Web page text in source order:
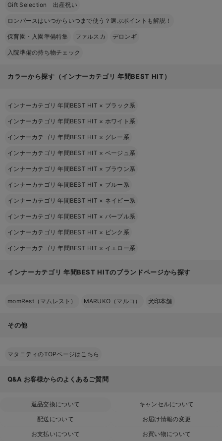
Gift Selection 出産祝い
ロンパースはいつからいつまで使う？選ぶポイントも解説！
保育園・入園準備特集 ファルスカ デロンギ
入院準備の持ち物チェック
カラーから探す（インナーカテゴリ 年間BEST HIT）
インナーカテゴリ 年間BEST HIT × ブラック系
インナーカテゴリ 年間BEST HIT × ホワイト系
インナーカテゴリ 年間BEST HIT × グレー系
インナーカテゴリ 年間BEST HIT × ベージュ系
インナーカテゴリ 年間BEST HIT × ブラウン系
インナーカテゴリ 年間BEST HIT × ブルー系
インナーカテゴリ 年間BEST HIT × ネイビー系
インナーカテゴリ 年間BEST HIT × パープル系
インナーカテゴリ 年間BEST HIT × ピンク系
インナーカテゴリ 年間BEST HIT × イエロー系
インナーカテゴリ 年間BEST HITのブランドページから探す
momRest（マムレスト） MARUKO（マルコ） 犬印本舗
その他
マタニティのTOPページはこちら
Q&A お客様からのよくあるご質問
返品交換について
キャンセルについて
配送について
お届け情報の変更
お支払いについて
お買い物について